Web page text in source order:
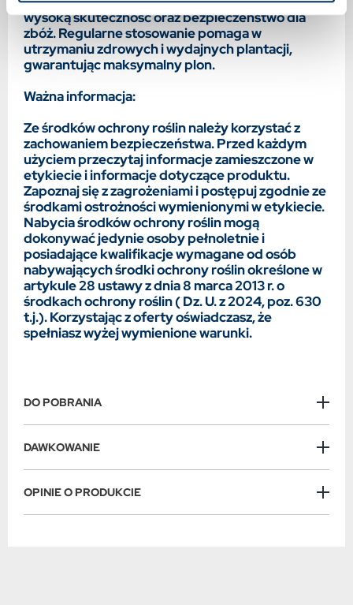
wysoką skuteczność oraz bezpieczeństwo dla
zbóż. Regularne stosowanie pomaga w
utrzymaniu zdrowych i wydajnych plantacji,
gwarantując maksymalny plon.
Ważna informacja:
Ze środków ochrony roślin należy korzystać z
zachowaniem bezpieczeństwa. Przed każdym
użyciem przeczytaj informacje zamieszczone w
etykiecie i informacje dotyczące produktu.
Zapoznaj się z zagrożeniami i postępuj zgodnie ze
środkami ostrożności wymienionymi w etykiecie.
Nabycia środków ochrony roślin mogą
dokonywać jedynie osoby pełnoletnie i
posiadające kwalifikacje wymagane od osób
nabywających środki ochrony roślin określone w
artykule 28 ustawy z dnia 8 marca 2013 r. o
środkach ochrony roślin ( Dz. U. z 2024, poz. 630
t.j.). Korzystając z oferty oświadczasz, że
spełniasz wyżej wymienione warunki.
DO POBRANIA
DAWKOWANIE
OPINIE O PRODUKCIE